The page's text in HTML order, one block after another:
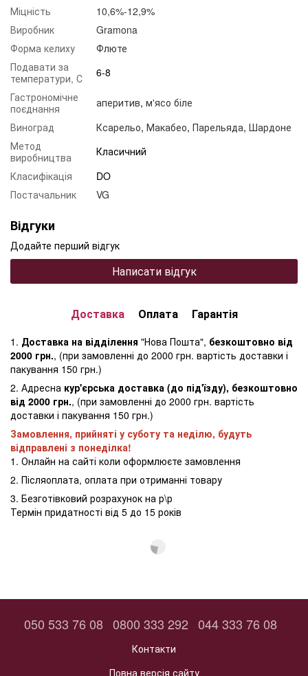
Міцність
10,6%-12,9%
Виробник
Gramona
Форма келиху
Флюте
Подавати за
температури, С
6-8
Гастрономічне
поєднання
аперитив, м'ясо біле
Виноград
Ксарельо, Макабео, Парельяда, Шардоне
Метод
виробництва
Класичний
Класифікація
DO
Постачальник
VG
Відгуки
Додайте перший відгук
Написати відгук
Доставка Оплата Гарантія
1. Доставка на відділення "Нова Пошта", безкоштовно від
2000 грн., (при замовленні до 2000 грн. вартість доставки і
пакування 150 грн.)
2. Адресна кур'єрська доставка (до під'їзду), безкоштовно
від 2000 грн., (при замовленні до 2000 грн. вартість
доставки і пакування 150 грн.)
Замовлення, прийняті у суботу та неділю, будуть
відправлені з понеділка!
1. Онлайн на сайті коли оформлюєте замовлення
2. Післяоплата, оплата при отриманні товару
3. Безготівковий розрахунок на р\р
Термін придатності від 5 до 15 років
050 533 76 08 0800 333 292 044 333 76 08
Контакти
Повна версія сайту